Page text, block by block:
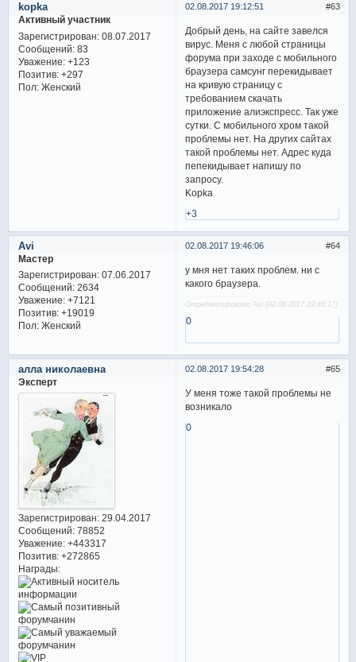
63
02.08.2017 19:12:51
kopka
Активный участник
Зарегистрирован: 08.07.2017
Сообщений:83
Уважение: +123
Позитив: +297
Пол:Женский
Добрый день, на сайте завелся
вирус. Меня с любой страницы
форума при заходе с мобильного
браузера самсунг перекидывает
на кривую страницу с
требованием скачать
приложение алиэкспресс. Так уже
сутки. С мобильного хром такой
проблемы нет. На других сайтах
такой проблемы нет. Адрес куда
пепекидывает напишу по
запросу.
Kopka
+3
64
02.08.2017 19:46:06
Avi
Мастер
Зарегистрирован: 07.06.2017
Сообщений:2634
Уважение: +7121
Позитив: +19019
Пол:Женский
у мня нет таких проблем. ни с
какого браузера.
Отредактировано Avi (02.08.2017 19:46:17)
0
65
02.08.2017 19:54:28
алла николаевна
Эксперт
Зарегистрирован: 29.04.2017
Сообщений:78852
Уважение: +443317
Позитив: +272865
Награды:
У меня тоже такой проблемы не
возникало
0